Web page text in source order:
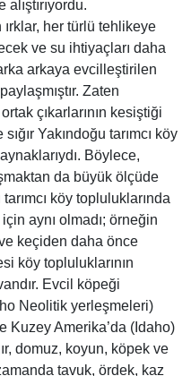
her türlü tehlikeye
ve su ihtiyaçları daha
arkaya evcilleştirilen
Zaten
çıkarlarının kesiştiği
Yakındoğu tarımcı köy
Böylece,
da büyük ölçüde
köy topluluklarında
aynı olmadı; örneğin
keçiden daha önce
köy topluluklarının
Evcil köpeği
Neolitik yerleşmeleri)
Kuzey Amerika’da (Idaho)
domuz, koyun, köpek ve
tavuk, ördek, kaz